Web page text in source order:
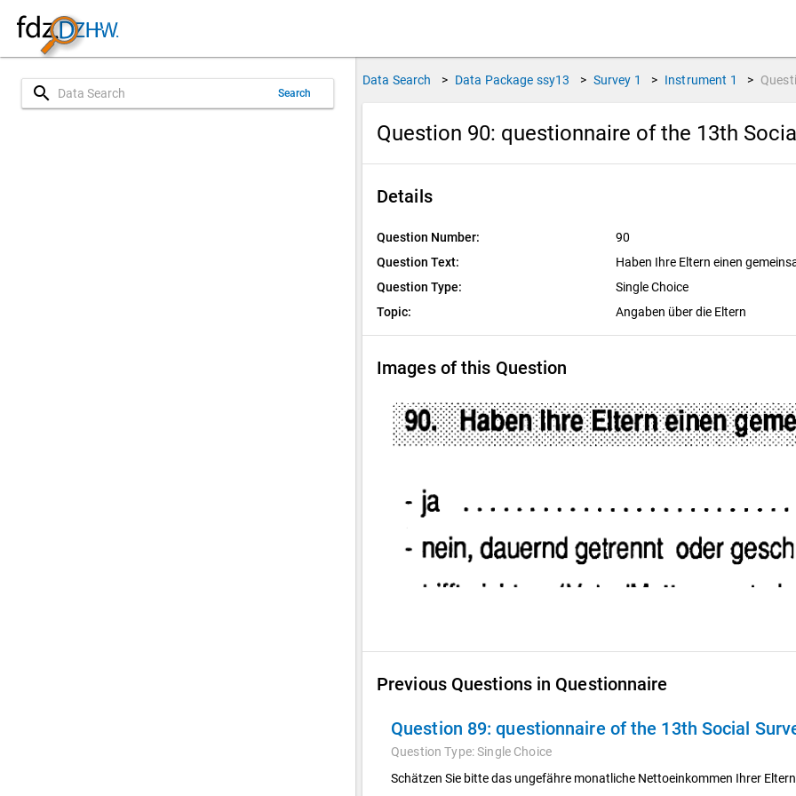
search Search
Data Search > Data Package ssy13 > Survey 1 > Instrument 1 >
Question 90: questionnaire of the 13th
Details
Question Number:
90
Question Text:
Haben Ihre Eltern einen
Question Type:
Single Choice
Topic:
Angaben über die Eltern
Images of this Question
Previous Questions in Questionnaire
Question 89:questionnaire of the 13th Social
Question Type:Single Choice
Schätzen Sie bitte das ungefähre monatliche Nettoeinkommen Ihrer